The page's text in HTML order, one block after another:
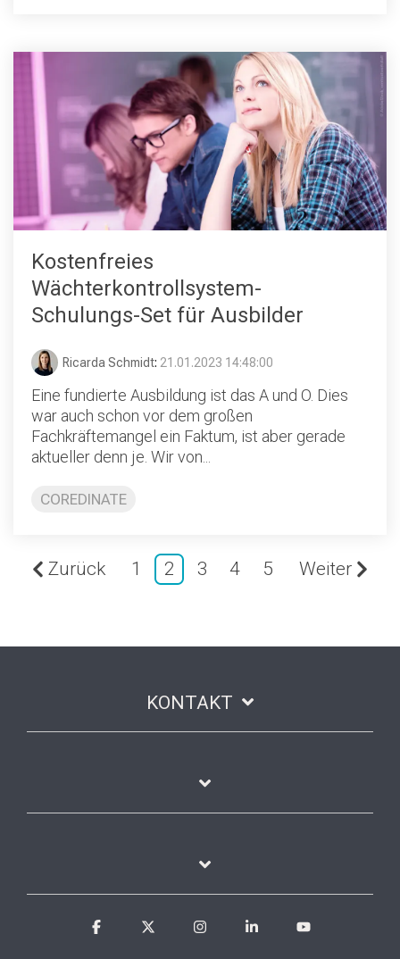
Kostenfreies
Wächterkontrollsystem-
Schulungs-Set für Ausbilder
Ricarda Schmidt: 21.01.2023 14:48:00
Eine fundierte Ausbildung ist das A und O. Dies
war auch schon vor dem großen
Fachkräftemangel ein Faktum, ist aber gerade
aktueller denn je. Wir von...
COREDINATE
Zurück 1 2 3 4 5 Weiter
KONTAKT
Facebook InstagramLinkedin